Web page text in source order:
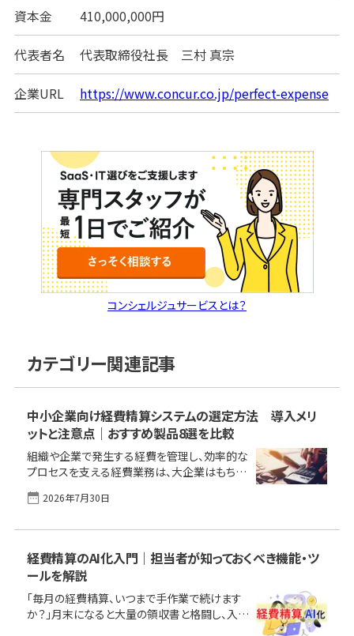
資本金 410,000,000円
代表者名 代表取締役社長 三村 真宗
企業URL https://www.concur.co.jp/perfect-expense
コンシェルジュサービスとは？
カテゴリー関連記事
中小企業向け経費精算システムの選定方法 導入メリ
ットと注意点｜おすすめ製品8選を比較
組織や企業で発生する経費を管理し、効率的な
プロセスを支える経費業務は、大企業はもちろ
事では、中小企業が抱える経費精算、経理業務
ットと選び方、おすすめの経費精算システムとそ
の特徴まで紹介します。アナログ方法あるいは
汎用ソフトを使用している会社、そして経費精
算システムを導入するかどうか悩んでいる企業
の担当者の方は参考にしてください。 経費精算
をまだアナログで行う中小企業にありがちな課
2026年7月30日
経費精算のAI化入門｜担当者が知っておくべき機能・ツ
ールを解説
「毎月の経費精算、いつまで手作業で続けます
か？」月末になると大量の領収書と格闘し、入力